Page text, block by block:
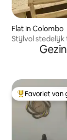
Flat in Colombo
Topfavoriet
Favoriet van